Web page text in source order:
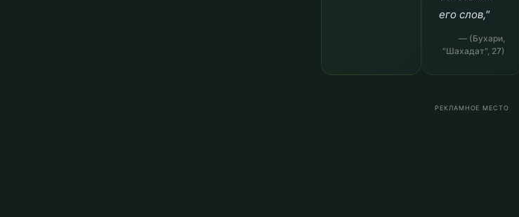
его слов,"
— (Бухари,
"Шахадат", 27)
РЕКЛАМНОЕ МЕСТО